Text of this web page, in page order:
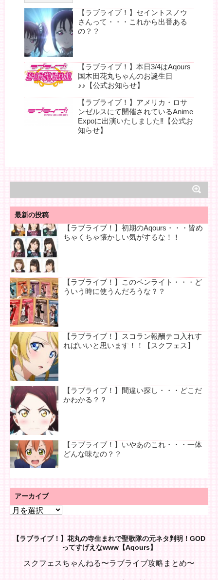
【ラブライブ！】セイントスノウ
さんって・・・これから出番ある
の？？
【ラブライブ！】本日3/4はAqours
国木田花丸ちゃんのお誕生日
♪♪【公式お知らせ】
【ラブライブ！】アメリカ・ロサ
ンゼルスにて開催されているAnime
Expoに出演いたしました‼︎【公式お
知らせ】
最新の投稿
【ラブライブ！】初期のAqours・・・皆め
ちゃくちゃ懐かしい気がするな！！
【ラブライブ！】このペンライト・・・ど
ういう時に使うんだろうな？？
【ラブライブ！】スコラン報酬テコ入れす
ればいいと思います！！【スクフェス】
【ラブライブ！】間違い探し・・・どこだ
かわかる？？
【ラブライブ！】いやあのこれ・・・一体
どんな味なの？？
アーカイブ
ア
イ【ラブライブ！】花丸の寺生まれで聖歌隊の元ネタ判明！GOD
ってすげえなwww【Aqours】
スクフェスちゃんねる〜ラブライブ攻略まとめ〜